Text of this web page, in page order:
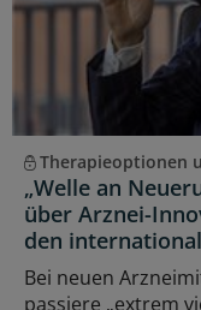
Therapieoptionen
„Welle an
über Arznei-
den
Bei neuen
passiere „extrem